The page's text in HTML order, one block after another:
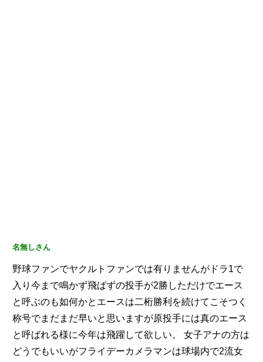
名無しさん
野球ファンでヤクルトファンでは有りませんがドラ1で
入り今まで鳴かず飛ばずの投手が2勝しただけでエース
と呼ぶのも如何かとエースは二桁勝利を続けてこそつく
称号でまだまだ早いと思いますが原投手には真のエース
と呼ばれる様に今年は飛躍して欲しい。
女子アナの方は
どうでもいいがフライデーカメラマンは球場内で2流女